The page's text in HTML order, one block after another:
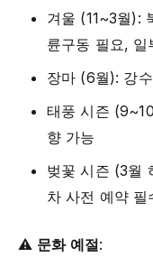
겨울 (11~3월):
륜구동 필요, 일
장마 (6월): 강
태풍 시즌
향 가능
벚꽃 시즌 (3월
차 사전 예약 필
⚠️ 문화 예절: